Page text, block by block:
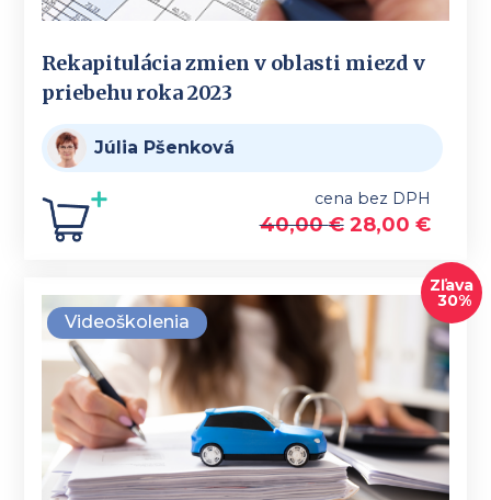
Rekapitulácia zmien v oblasti miezd v
priebehu roka 2023
Júlia Pšenková
cena bez DPH
40,00€ 28,00 €
Videoškolenia
Zľava
30%